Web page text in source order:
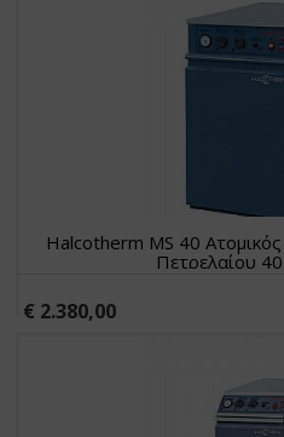
Halcotherm MS 40
Πετρελαίου
€ 2.380,00